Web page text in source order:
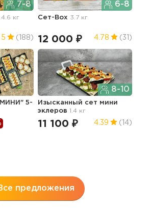
7-8
4.6 кг
5 (188)
6-8
Сет-Box 3.7 кг
12 000 ₽ 4.78 (31)
МИНИ" 5-
8-10
Изысканный сет мини
эклеров 1.4 кг
11 100 ₽ 4.39 (14)
предложения